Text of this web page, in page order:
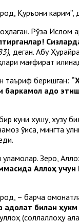
Қуръони карим”,
Рўза Ислом
деган. Абу
мағфират
таъриф беришган:
баркамол адо
куни хушу, хузу
ўқиса, мингта
Зеро,
Аллоҳ
– барча
билан
(соллаллоҳу